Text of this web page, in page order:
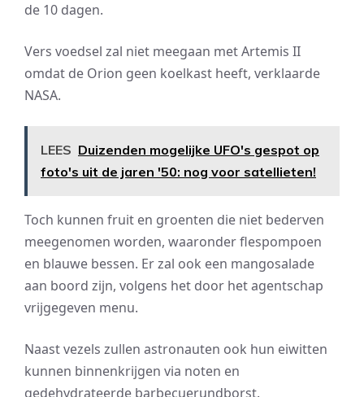
de 10 dagen.
Vers voedsel zal niet meegaan met Artemis II
omdat de Orion geen koelkast heeft, verklaarde
NASA.
LEES Duizenden mogelijke UFO's gespot op
foto's uit de jaren '50: nog voor satellieten!
Toch kunnen fruit en groenten die niet bederven
meegenomen worden, waaronder flespompoen
en blauwe bessen. Er zal ook een mangosalade
aan boord zijn, volgens het door het agentschap
vrijgegeven menu.
Naast vezels zullen astronauten ook hun eiwitten
kunnen binnenkrijgen via noten en
gedehydrateerde barbecuerundborst.